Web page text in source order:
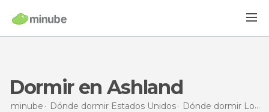
Dormir en Ashland
minube Dónde dormir Estados Unidos Dónde dormir Louisiana